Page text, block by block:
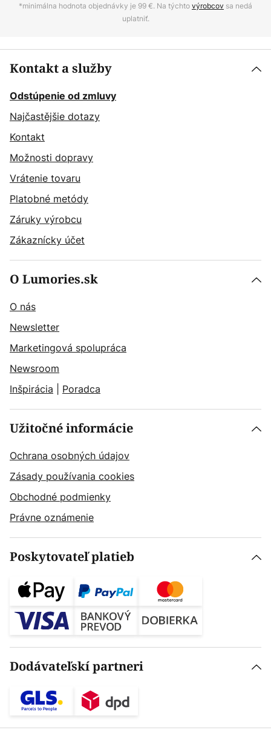
*minimálna hodnota objednávky je 99 €. Na týchtovýrobcov sa nedá
uplatniť.
Kontakt a služby
Odstúpenie od zmluvy
Najčastějšie dotazy
Kontakt
Možnosti dopravy
Vrátenie tovaru
Platobné metódy
Záruky výrobcu
Zákaznícky účet
O Lumories.sk
O nás
Newsletter
Marketingová spolupráca
Newsroom
Inšpirácia
Poradca
Užitočné informácie
Ochrana osobných údajov
Zásady používania cookies
Obchodné podmienky
Právne oznámenie
Poskytovateľ platieb
Dodávateľskí partneri